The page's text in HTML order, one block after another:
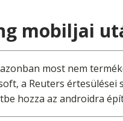
mobiljai
most nem
a Reuters
hozza az androidra